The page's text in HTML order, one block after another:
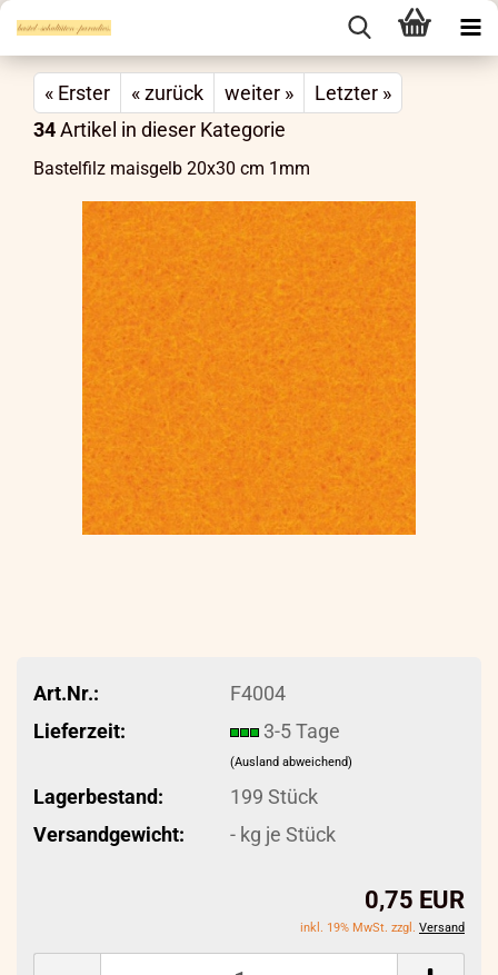
« Erster « zurück weiter »
Letzter »
34Artikel in dieser Kategorie
Bastelfilz maisgelb 20x30 cm 1mm
Art.Nr.:
F4004
Lieferzeit:
3-5 Tage
(Ausland abweichend)
Lagerbestand: 199 Stück
Versandgewicht:
-kg je Stück
0,75 EUR
inkl. 19% MwSt. zzgl. Versand